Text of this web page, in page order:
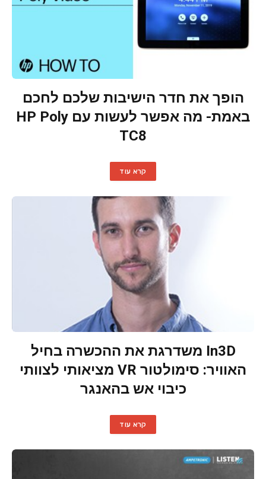
הופך את חדר הישיבות שלכם לחכם
באמת- מה אפשר לעשות עם HP Poly
TC8
קרא עוד
In3D משדרגת את ההכשרה בחיל
האוויר: סימולטור VR מציאותי לצוותי
כיבוי אש בהאנגר
קרא עוד